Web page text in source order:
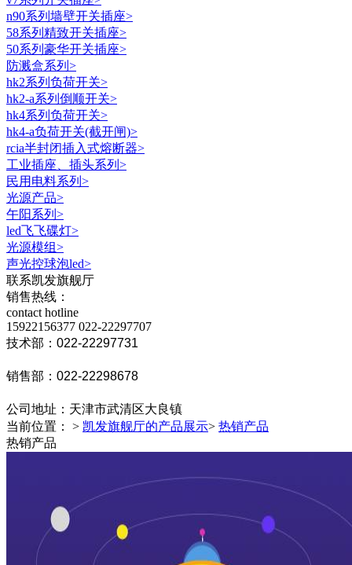
n90系列墙壁开关插座>
58系列精致开关插座>
50系列豪华开关插座>
防溅盒系列 >
hk2系列负荷开关>
hk2-a系列倒顺开关>
hk4系列负荷开关>
hk4-a负荷开关(截开闸)>
rcia半封闭插入式熔断器>
工业插座、插头系列 >
民用电料系列 >
光源产品>
午阳系列 >
led飞飞碟灯>
光源模组>
声光控球泡led>
联系凯发旗舰厅
销售热线：
contact hotline
15922156377 022-22297707
技术部：022-22297731
销售部：022-22298678
公司地址： 天津市武清区大良镇
当前位置： > 凯发旗舰厅的产品展示> 热销产品
热销产品